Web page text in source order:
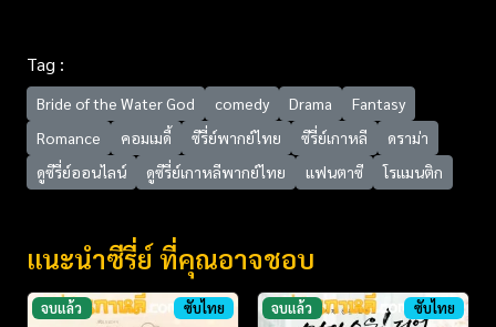
Tag :
Bride of the Water God comedy Drama
Fantasy
Romance
คอมเมดี้ ซีรี่ย์พากย์ไทย ซีรี่ย์เกาหลี
ดราม่า
ดูซีรี่ย์ออนไลน์
ดูซีรี่ย์เกาหลีพากย์ไทย แฟนตาซี โรแมนติก
แนะนำซีรี่ย์ ที่คุณอาจชอบ
จบแล้ว ซับไทย จบแล้ว ซับไทย